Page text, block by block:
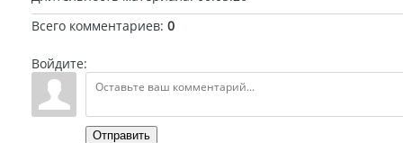
Всего комментариев: 0
Войдите:
Отправить